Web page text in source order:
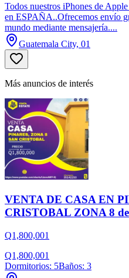
Todos nuestros iPhones de
en ESPAÑA..Ofrecemos envío
mundo mediante mensajería....
Guatemala City, 01
Más anuncios de interés
VENTA DE CASA EN
CRISTOBAL ZONA 8
Q1,800,001
Q1,800,001
Dormitorios: 5Baños: 3